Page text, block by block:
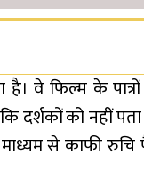
है। वे फिल्म के
दर्शकों को नहीं
से काफी रुचि